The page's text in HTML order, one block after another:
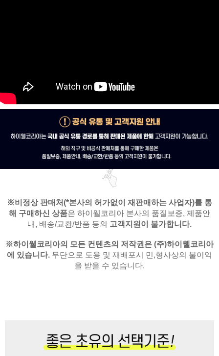
※비정상 판매처(*본사의 허가없이 재판매하는 사업자)를 통
해 구매하신 상품은 하이웰코리아 본사의 품질보증, 제품안
내, 배송/교환/반품 등의 고객지원이 불가합니다.
※하이웰코리아의 모든 컨텐츠의 저작권은 (주)하이웰코리아
에 있습니다. 무단으로 도용 및 재배포시 민,형사상의 불이익
을 받을 수 있습니다.